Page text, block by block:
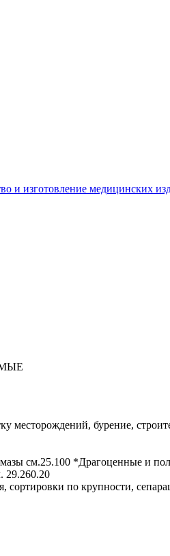
и изготовление медицинских
месторождений, бурение,
см.25.100 *Драгоценные и
29.260.20
сортировки по крупности,